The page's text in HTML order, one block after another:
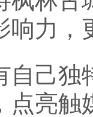
响力，
己独
点亮